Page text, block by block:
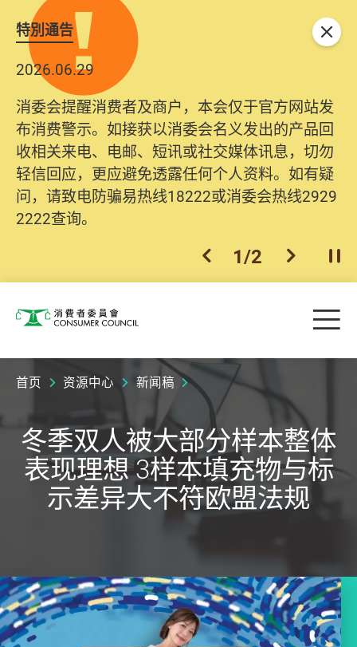
特別通告
2026.06.29
消委会提醒消费者及商户，本会仅于官方网站发
布消费警示。如接获以消委会名义发出的产品回
收相关来电、电邮、短讯或社交媒体讯息，切勿
轻信回应，更应避免透露任何个人资料。如有疑
问，请致电防骗易热线18222或消委会热线2929
2222查询。
上一个
1/2 下一个开
关闭
消费者委员会 目
首页 资源中心 新闻稿
冬季双人被大部分样本整体
表现理想 3样本填充物与标
示差异大不符欧盟法规